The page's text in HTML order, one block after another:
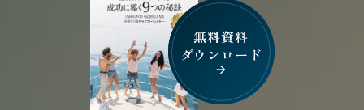
無料資料
ダウンロード
arrow_forward